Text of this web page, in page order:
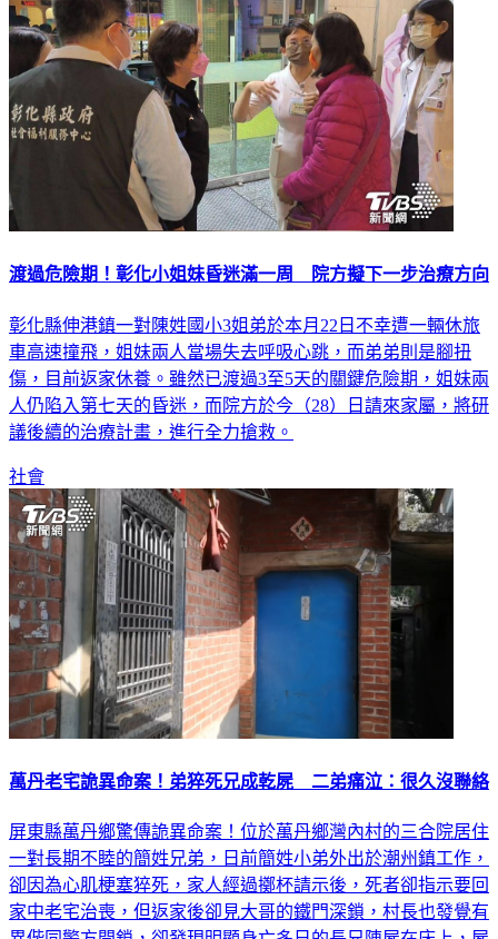
渡過危險期！彰化小姐妹昏迷滿一周 院方擬下一步治療方向
彰化縣伸港鎮一對陳姓國小3姐弟於本月22日不幸遭一輛休旅
車高速撞飛，姐妹兩人當場失去呼吸心跳，而弟弟則是腳扭
傷，目前返家休養。雖然已渡過3至5天的關鍵危險期，姐妹兩
人仍陷入第七天的昏迷，而院方於今（28）日請來家屬，將研
議後續的治療計畫，進行全力搶救。
社會
萬丹老宅詭異命案！弟猝死兄成乾屍 二弟痛泣：很久沒聯絡
屏東縣萬丹鄉驚傳詭異命案！位於萬丹鄉灣內村的三合院居住
一對長期不睦的簡姓兄弟，日前簡姓小弟外出於潮州鎮工作，
卻因為心肌梗塞猝死，家人經過擲杯請示後，死者卻指示要回
家中老宅治喪，但返家後卻見大哥的鐵門深鎖，村長也發覺有